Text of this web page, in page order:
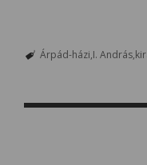
Árpád-házi I. András